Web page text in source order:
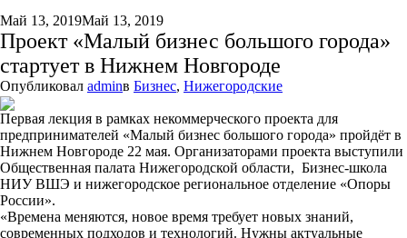
Май 13, 2019Май 13, 2019
Проект «Малый бизнес большого города»
стартует в Нижнем Новгороде
Опубликовал adminв Бизнес, Нижегородские
Первая лекция в рамках некоммерческого проекта для
предпринимателей «Малый бизнес большого города» пройдёт в
Нижнем Новгороде 22 мая. Организаторами проекта выступили
Общественная палата Нижегородской области, Бизнес-школа
НИУ ВШЭ и нижегородское региональное отделение «Опоры
России».
«Времена меняются, новое время требует новых знаний,
современных подходов и технологий. Нужны актуальные